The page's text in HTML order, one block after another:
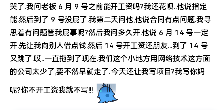
哭了.我问老板 6 月 9 号之前能开工资吗?我还花呗..他说指定
能.然后到了 9 号没屁了.我第二天问他,他说合同有点问题.我寻
思着有问题管我屁事呢?然后我问多久开.他说 6 月 14 号一定
开.先让我向别人借点钱.然后 14 号开工资还朋友...到了 14 号
又跳了.哎..一直拖到了现在.我们这个小地方用网络技术这方面
的公司太少了,要不然早就走了..今天还让我写项目?我写你妈
呢?你不开工资我就不写!!!